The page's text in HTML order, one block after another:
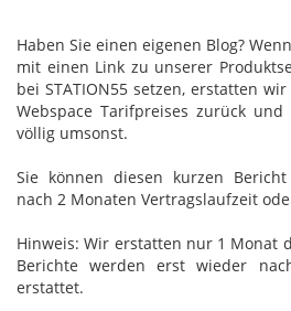
Haben Sie einen eigenen Blog?
mit einen Link zu unserer
bei STATION55 setzen, erstatten
Webspace Tarifpreises zurück
völlig umsonst.
Sie können diesen kurzen
nach 2 Monaten Vertragslaufzeit
Hinweis: Wir erstatten nur 1 Monat
Berichte werden erst wieder
erstattet.